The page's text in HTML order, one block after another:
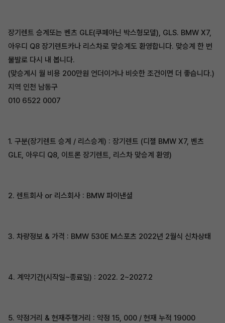
장기렌트 승계또는 벤츠 GLE(쿠페아닌 박스형모델), GLS. BMW X7,
아우디 Q8 장기렌트카나 리스차로 맞승계도 환영합니다. 맞승계 한 번
불발로 다시 내 봅니다.
(맞승계시 월 비용 200만원 언더이거나 비슷한 조건이면 더 좋습니다.)
지역 인천 남동구
010 6522 0007
1. 구분(장기렌트 승계 / 리스승계) : 장기렌트 (디젤 BMW X7, 벤츠
GLE, 아우디 Q8, 이트론 장기렌트, 리스차 맞승계 환영)
2. 렌트회사 or 리스회사 : BMW 파이낸셜
3. 차량정보 & 가격 : BMW 530E M스포츠 2022년 2월식 신차상태
4. 계약기간(시작일~종료일) : 2022. 2~2027.2
5. 약정거리 & 현재주행거리 : 약정 15, 000 / 현재 누적 19000